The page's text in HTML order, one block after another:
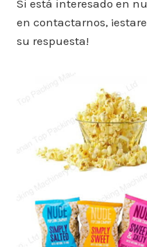
Si está interesado en
en contactarnos,
su respuesta!